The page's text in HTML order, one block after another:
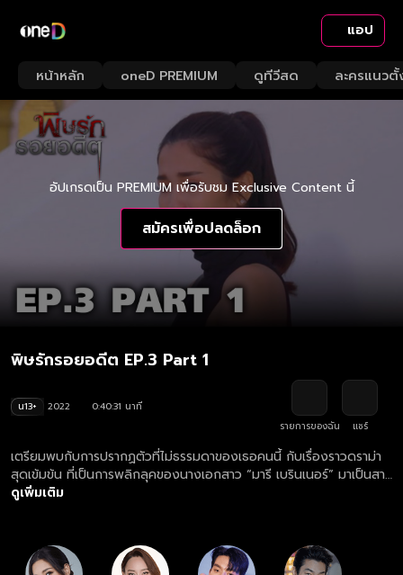
แอป
หน้าหลัก oneD PREMIUM ดูทีวีสด ละครแนวตั้
อัปเกรดเป็น PREMIUM เพื่อรับชม Exclusive Content นี้
สมัครเพื่อปลดล็อก
พิษรักรอยอดีต EP.3 Part 1
น13+ 2022
0:40:31 นาที
รายการของฉัน
แชร์
เตรียมพบกับการปรากฏตัวที่ไม่ธรรมดาของเธอคนนี้ กับเรื่องราวดราม่า
สุดเข้มข้น ที่เป็นการพลิกลุคของนางเอกสาว “มารี เบรินเนอร์” มาเป็นสาว
พลัสไซส์จนแทบจำไม่ได้!! ที่เต็มไปด้วยแรงแค้น ขอท้าชนกับรุ่นพี่ตัวแม่
ทำลายล้างรุนแรงได้ขนาดไหน?
ดูเพิ่มเติม